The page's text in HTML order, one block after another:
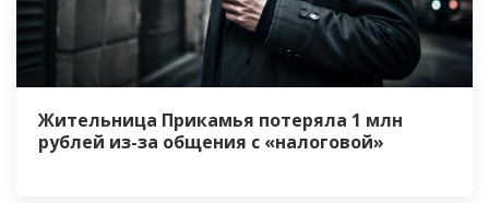
Жительница Прикамья потеряла 1 млн
рублей из-за общения с «налоговой»